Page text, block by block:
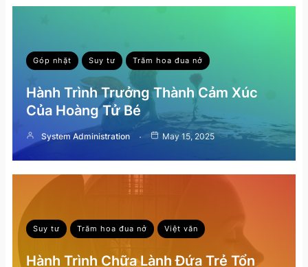
Góp nhặt Suy tư Trăm hoa đua nở
Hành Trình Trưởng Thành Cảm Xúc
Của Hoàng Tử Bé
System Administration May 15, 2025
Suy tư Trăm hoa đua nở Việt văn
Hành Trình Chữa Lành Đứa Trẻ Tổn